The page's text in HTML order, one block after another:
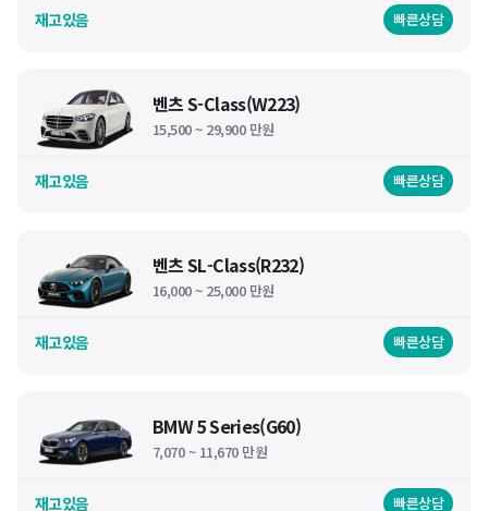
재고있음 빠른상담
벤츠 S-Class(W223)
15,500 ~ 29,900 만원
재고있음 빠른상담
벤츠 SL-Class(R232)
16,000 ~ 25,000 만원
재고있음 빠른상담
BMW 5 Series(G60)
7,070 ~ 11,670 만원
재고있음 빠른상담